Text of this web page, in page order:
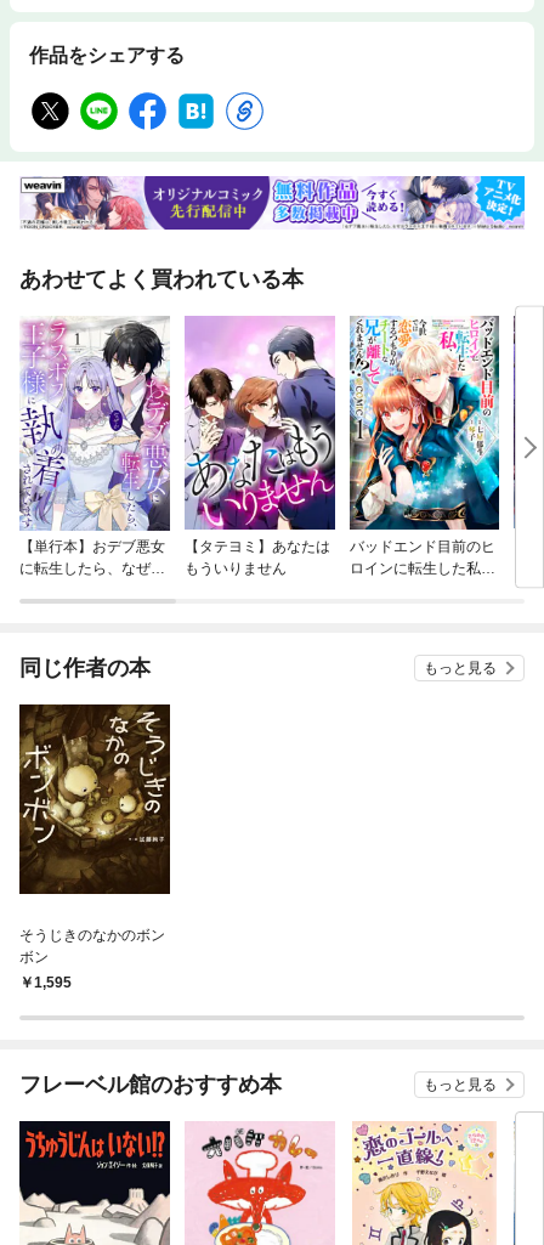
作品をシェアする
あわせてよく買われている本
【単行本】おデブ悪女
に転生したら、なぜか
【タテヨミ】あなたは
もういりません
バッドエンド目前のヒ
ロインに転生した私、
同じ作者の本 もっと見る
そうじきのなかのボン
ボン
1,595
フレーベル館のおすすめ本 もっと見る